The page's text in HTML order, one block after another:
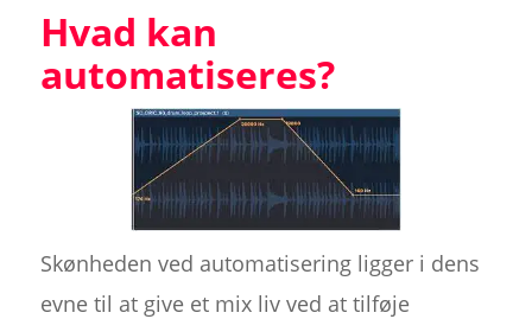
Hvad kan
automatiseres?
Skønheden ved automatisering ligger i dens
evne til at give et mix liv ved at tilføje